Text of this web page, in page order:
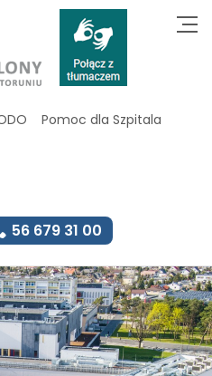
Pomoc dla Szpitala
56 679 31 00